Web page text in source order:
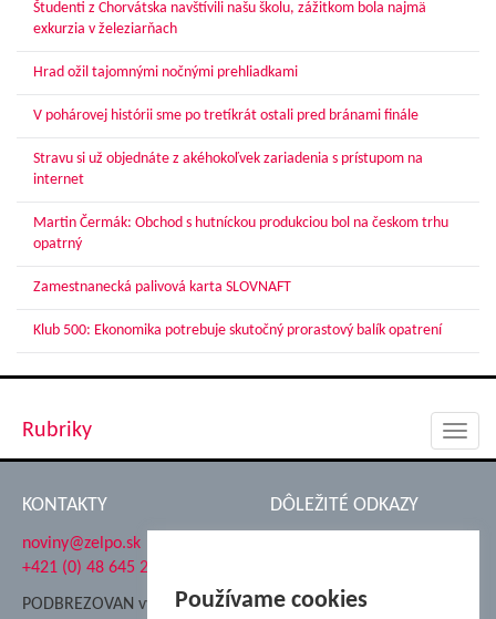
Študenti z Chorvátska navštívili našu školu, zážitkom bola najmä
exkurzia v železiarňach
Hrad ožil tajomnými nočnými prehliadkami
V pohárovej histórii sme po tretíkrát ostali pred bránami finále
Stravu si už objednáte z akéhokoľvek zariadenia s prístupom na
internet
Martin Čermák: Obchod s hutníckou produkciou bol na českom trhu
opatrný
Zamestnanecká palivová karta SLOVNAFT
Klub 500: Ekonomika potrebuje skutočný prorastový balík opatrení
Rubriky
KONTAKTY
noviny@zelpo.sk
+421 (0) 48 645 2711
PODBREZOVAN vydáva
DÔLEŽITÉ ODKAZY
Nadácia Železiarne
Používame cookies